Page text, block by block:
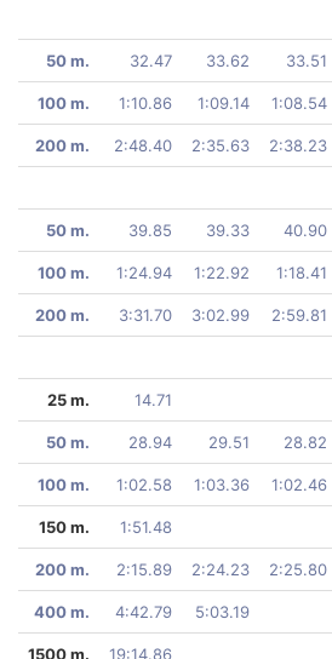
50 m. 32.47 33.62 33.51
100 m. 1:10.86 1:09.14 1:08.54
200 m. 2:48.40 2:35.63 2:38.23
50 m. 39.85 39.33 40.90
100 m. 1:24.94 1:22.92 1:18.41
200 m. 3:31.70 3:02.99 2:59.81
25 m. 14.71
50 m. 28.94 29.51 28.82
100 m. 1:02.58 1:03.36 1:02.46
150 m. 1:51.48
200 m. 2:15.89 2:24.23 2:25.80
400 m. 4:42.79 5:03.19
1500 m. 19:14.86